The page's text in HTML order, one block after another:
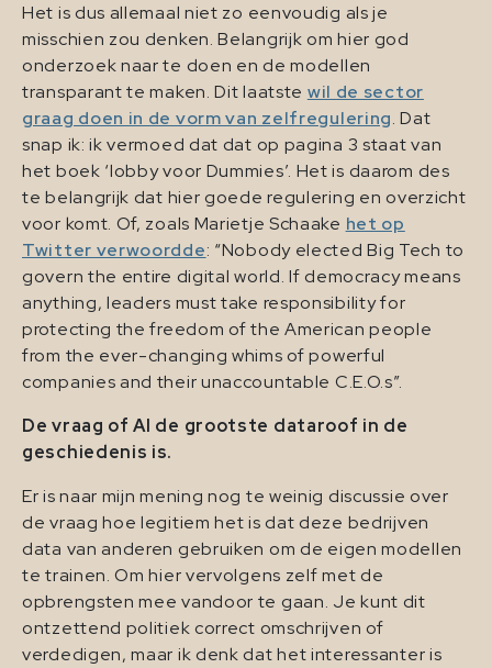
Het is dus allemaal niet zo eenvoudig als je
misschien zou denken. Belangrijk om hier god
onderzoek naar te doen en de modellen
transparant te maken. Dit laatste wil de sector
graag doen in de vorm van zelfregulering. Dat
snap ik: ik vermoed dat dat op pagina 3 staat van
het boek ‘lobby voor Dummies’. Het is daarom des
te belangrijk dat hier goede regulering en overzicht
voor komt. Of, zoals Marietje Schaake het op
Twitter verwoordde: “Nobody elected Big Tech to
govern the entire digital world. If democracy means
anything, leaders must take responsibility for
protecting the freedom of the American people
from the ever-changing whims of powerful
companies and their unaccountable C.E.O.s”.
De vraag of AI de grootste dataroof in de
geschiedenis is.
Er is naar mijn mening nog te weinig discussie over
de vraag hoe legitiem het is dat deze bedrijven
data van anderen gebruiken om de eigen modellen
te trainen. Om hier vervolgens zelf met de
opbrengsten mee vandoor te gaan. Je kunt dit
ontzettend politiek correct omschrijven of
verdedigen, maar ik denk dat het interessanter is